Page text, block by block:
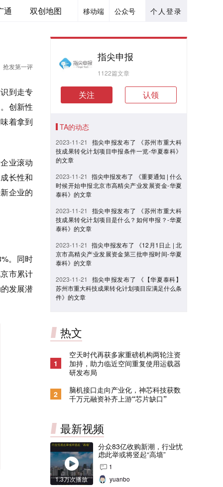
个人登录
公众号
移动端
通 双创地图
抢发第一评
到走专
创新性
着拿到
业滚动
长性和
企业的
。同时
市累计
发展潜
指尖申报
1122篇文章
关注 认领
TA的动态
2023-11-21
指尖申报发布了 《苏州市重大科
技成果转化计划项目申报条件一览-华夏泰科》
的文章
2023-11-21
指尖申报发布了 《重要通知 | 什么
时候开始申报北京市高精尖产业发展资金-华夏
泰科》的文章
2023-11-21
指尖申报发布了 《苏州市重大科
技成果转化计划项目是什么？如何申报？-华夏
泰科》的文章
2023-11-21
指尖申报发布了 《12月1日止 | 北
京市高精尖产业发展资金第三批申报时间-华夏
泰科》的文章
2023-11-21
指尖申报发布了 《【华夏泰科】
苏州市重大科技成果转化计划项目应满足什么条
件》的文章
热文
1
空天时代再获多家重磅机构两轮注资
加持，助力临近空间重复使用运载器
研发布局
2
脑机接口走向产业化，神芯科技获数
千万元融资补齐上游“芯片缺口”
最新视频
1.3万次播放
分众83亿收购新潮，行业忧
虑此举或将竖起“高墙”
1
yuanbo